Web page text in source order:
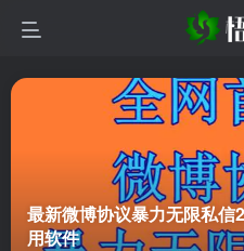
最新微博协议暴力无限私
用软件